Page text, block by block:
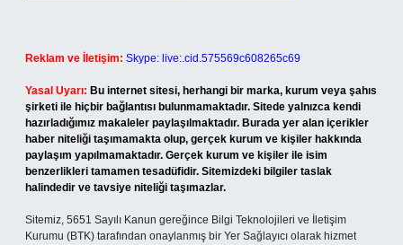
Reklam ve İletişim: Skype: live:.cid.575569c608265c69
Yasal Uyarı: Bu internet sitesi, herhangi bir marka, kurum veya şahıs
şirketi ile hiçbir bağlantısı bulunmamaktadır. Sitede yalnızca kendi
hazırladığımız makaleler paylaşılmaktadır. Burada yer alan içerikler
haber niteliği taşımamakta olup, gerçek kurum ve kişiler hakkında
paylaşım yapılmamaktadır. Gerçek kurum ve kişiler ile isim
benzerlikleri tamamen tesadüfidir. Sitemizdeki bilgiler taslak
halindedir ve tavsiye niteliği taşımazlar.
Sitemiz, 5651 Sayılı Kanun gereğince Bilgi Teknolojileri ve İletişim
Kurumu (BTK) tarafından onaylanmış bir Yer Sağlayıcı olarak hizmet